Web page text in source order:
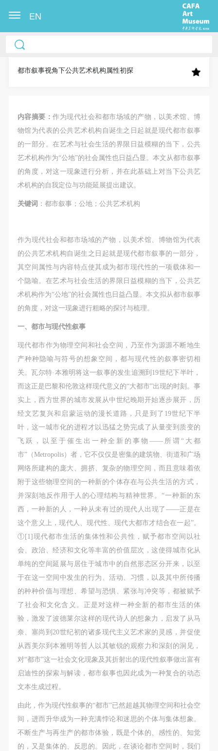
EN
都市叙事视角下公共艺术机构属性初探
内容摘要：作为现代社会和都市场域的产物，以美术馆、博
物馆为代表的公共艺术机构自诞生之日起就是现代都市叙事
的一部分。在艺术与社会生活的界限日益模糊的当下，公共
艺术机构作为“公地”的社会属性也日益凸显。本文从都市叙事
的角度，对这一现象进行分析，并在此基础上对当下公共艺
术机构的自我定位与功能延展提出建议。
关键词 ：都市叙事；公地；公共艺术机构
作为现代社会和都市场域的产物，以美术馆、博物馆为代表
的公共艺术机构自诞生之日起就是现代都市叙事的一部分，
其空间属性与内容特点使其成为都市现代性的一项载体和一
个隐喻。在艺术与社会生活的界限日益模糊的当下，公共艺
术机构作为“公地”的社会属性也日益凸显。本文拟从都市叙事
的角度，对这一现象进行粗略的探讨与梳理。
一、都市与现代性叙事
现代都市作为物理空间和社会空间，乃至作为源源不断地生
产种种隐喻与符号的想象空间，都与现代性的叙事密切相
关。瓦尔特·本雅明将这一叙事的发生追溯到19世纪下半叶，
而这正是巴黎和伦敦这样现代意义的“大都市”出现的时刻。事
实上，西方世界的城市发展从中世纪晚期开始逐步展开，历
经文艺复兴和启蒙运动的漫长道路，只是到了19世纪下半
叶，这一城市化的进程才以迅猛之势完成了从量变到质变的
飞跃，以至于催生出一种全新的事物——所谓“大都
市”（Metropolis）者，它不仅仅是密集的建筑物、街道和广场
网络所建构的庞大、拥挤、复杂的物理空间，而且意味着依
附于这些物理空间的一种新的个体存在与公共生活的方式，
并深刻地反作用于人的心理结构与精神世界。“一种新的东
西，一种新的人，一种从未有过的现代人出现了——正是在
这个意义上，现代人、现代性、现代大都市才结合在一起”。
①[1]现代都市生活的集体性和公共性，赋予都市空间以社
会、政治、经济和文化等丰富的价值层次，这使得城市化从
单纯的空间延展与居住于城市中的自然形态区分开来，以至
于在这一空间中发生的行为、活动、习惯，以及其中所传播
的种种价值与理想、希望与恐惧、紧张与冲突等，都被赋予
了社会和文化含义。正是对这样一种全新的都市生活的体
验，激发了波德莱尔这样的现代诗人的想象力，启发了从马
奈、塞尚到20世纪初的诸多现代主义艺术家的灵感，并促使
从西美尔到本雅明等哲人以其敏锐的观察力和深刻的洞见，
对“都市”这一社会文化现象及其折射出的现代性叙事做出富有
启迪性的探索与解读，都市叙事也因此成为一种复合的动态
文本生成过程。
由此，作为现代性叙事的“都市”已然超越其物理空间和社会空
间，进而升华成为一种充满悖论和迷思的个体与集体想象。
不断生产与再生产的都市体验，既是个体的、感性的、知觉
的，又是集体的、反思的。因此，在谈论都市空间时，我们
中央美术学院美术馆出版授权协议书
称“CAFAM”），愿意将本人参与中央美术学院美术馆
果（如参与工作坊创作的作品）提交中央美术学院用
作发表、出版。中央美术学院可以以电子、网络及其
它数字媒体形式公开出版，并同意编入《中国知识资
源总库》《中央美术学院资料库》《中央美术学院美
术馆资料库》等相关资料、文献、档案机构和平台，
在中央美术学院中使用和在互联网上传播，同意按相
中央美术学院美术馆活动安全免责协议书
本次活动公平公正、自愿参加与退出、风险与责任自
负的原则。但活动有风险，参加者应有必要的风险意
识。
第二条
参加本次活动者必须遵守中华人民共和国的相关法
律、法规，必须遵循道德和社会公德规范，并应该具
品质。
第三条
参加本次活动人员应该是成年人（具有完全民事行为
能力的人，18周岁以上）未成年人必须在成年人的陪
同下参观。
第四条
参加活动者在此次活动期间的人身安全责任自负。鼓
励参加者自行购买人身安全保险。活动中一旦出现事
故，活动中任何非事故当事人及美术馆将不承担人身
事故的任何责任，但有互相援助的义务。参加活动的
成员应当积极主动的组织实施救援工作，但对事故本
身不承担任何法律责任和经济责任。参加本次活动者
的人身安全不负有民事及相关连带责任。
第五条
参加活动者在此次活动期间应主动遵守美术馆活动秩
序、维护美术馆场地及展示、展览、馆藏艺术作品及
衍生品的安全。活动中一旦因个人原因造成美术馆场
地、空间、艺术品、衍生品等受到不同程度的损失、
破坏。活动中任何非事故当事人及美术馆将不承担相
应的责任与损失，应由参与活动者根据相应的法律条
文、组织规定进行协商和赔偿。并追究相应的法律责
任和经济责任。
第六条
参与活动者在参与活动时应当在美术馆工作人员及活
动导师、教师指导下进行，并正确的使用活动中所涉
及到的绘画工具、创作材料及配套设备、设施，若参
与者因个人原因在使用相应绘画工具、创作材料及配
套设备、设施造成个人受伤、伤害他人及造成相应工
具、材料、设备或设施的故障或损坏。参与活动者应
当承当相应的全部责任，并主动赔偿相应的经济损
失。活动中任何非事故当事人及美术馆将不承担人身
中央美术学院美术馆出版授权协议书
称“CAFAM”），愿意将本人参与中央美术学院美术馆
果（如参与工作坊创作的作品）提交中央美术学院用
作发表、出版。中央美术学院可以以电子、网络及其
它数字媒体形式公开出版，并同意编入《中国知识资
源总库》《中央美术学院资料库》《中央美术学院美
术馆资料库》等相关资料、文献、档案机构和平台，
在中央美术学院中使用和在互联网上传播，同意按相
中央美术学院美术馆活动安全免责协议书
本次活动公平公正、自愿参加与退出、风险与责任自
负的原则。但活动有风险，参加者应有必要的风险意
识。
第二条
参加本次活动者必须遵守中华人民共和国的相关法
律、法规，必须遵循道德和社会公德规范，并应该具
品质。
第三条
参加本次活动人员应该是成年人（具有完全民事行为
能力的人，18周岁以上）未成年人必须在成年人的陪
同下参观。
第四条
参加活动者在此次活动期间的人身安全责任自负。鼓
励参加者自行购买人身安全保险。活动中一旦出现事
故，活动中任何非事故当事人及美术馆将不承担人身
事故的任何责任，但有互相援助的义务。参加活动的
成员应当积极主动的组织实施救援工作，但对事故本
身不承担任何法律责任和经济责任。参加本次活动者
的人身安全不负有民事及相关连带责任。
第五条
参加活动者在此次活动期间应主动遵守美术馆活动秩
序、维护美术馆场地及展示、展览、馆藏艺术作品及
衍生品的安全。活动中一旦因个人原因造成美术馆场
地、空间、艺术品、衍生品等受到不同程度的损失、
破坏。活动中任何非事故当事人及美术馆将不承担相
应的责任与损失，应由参与活动者根据相应的法律条
文、组织规定进行协商和赔偿。并追究相应的法律责
任和经济责任。
第六条
参与活动者在参与活动时应当在美术馆工作人员及活
动导师、教师指导下进行，并正确的使用活动中所涉
及到的绘画工具、创作材料及配套设备、设施，若参
与者因个人原因在使用相应绘画工具、创作材料及配
套设备、设施造成个人受伤、伤害他人及造成相应工
具、材料、设备或设施的故障或损坏。参与活动者应
当承当相应的全部责任，并主动赔偿相应的经济损
失。活动中任何非事故当事人及美术馆将不承担人身
中央美术学院美术馆出版授权协议书
称“CAFAM”），愿意将本人参与中央美术学院美术馆
果（如参与工作坊创作的作品）提交中央美术学院用
作发表、出版。中央美术学院可以以电子、网络及其
它数字媒体形式公开出版，并同意编入《中国知识资
源总库》《中央美术学院资料库》《中央美术学院美
术馆资料库》等相关资料、文献、档案机构和平台，
在中央美术学院中使用和在互联网上传播，同意按相
中央美术学院美术馆活动安全免责协议书
本次活动公平公正、自愿参加与退出、风险与责任自
负的原则。但活动有风险，参加者应有必要的风险意
识。
第二条
参加本次活动者必须遵守中华人民共和国的相关法
律、法规，必须遵循道德和社会公德规范，并应该具
品质。
第三条
参加本次活动人员应该是成年人（具有完全民事行为
能力的人，18周岁以上）未成年人必须在成年人的陪
同下参观。
第四条
参加活动者在此次活动期间的人身安全责任自负。鼓
励参加者自行购买人身安全保险。活动中一旦出现事
故，活动中任何非事故当事人及美术馆将不承担人身
事故的任何责任，但有互相援助的义务。参加活动的
成员应当积极主动的组织实施救援工作，但对事故本
身不承担任何法律责任和经济责任。参加本次活动者
的人身安全不负有民事及相关连带责任。
第五条
参加活动者在此次活动期间应主动遵守美术馆活动秩
序、维护美术馆场地及展示、展览、馆藏艺术作品及
衍生品的安全。活动中一旦因个人原因造成美术馆场
地、空间、艺术品、衍生品等受到不同程度的损失、
破坏。活动中任何非事故当事人及美术馆将不承担相
应的责任与损失，应由参与活动者根据相应的法律条
文、组织规定进行协商和赔偿。并追究相应的法律责
任和经济责任。
第六条
参与活动者在参与活动时应当在美术馆工作人员及活
动导师、教师指导下进行，并正确的使用活动中所涉
及到的绘画工具、创作材料及配套设备、设施，若参
与者因个人原因在使用相应绘画工具、创作材料及配
套设备、设施造成个人受伤、伤害他人及造成相应工
具、材料、设备或设施的故障或损坏。参与活动者应
当承当相应的全部责任，并主动赔偿相应的经济损
失。活动中任何非事故当事人及美术馆将不承担人身